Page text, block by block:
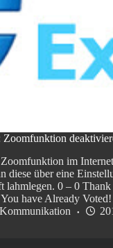
Zoomfunktion
im
diese über eine
lahmlegen. 0 – 0
have Already Voted!